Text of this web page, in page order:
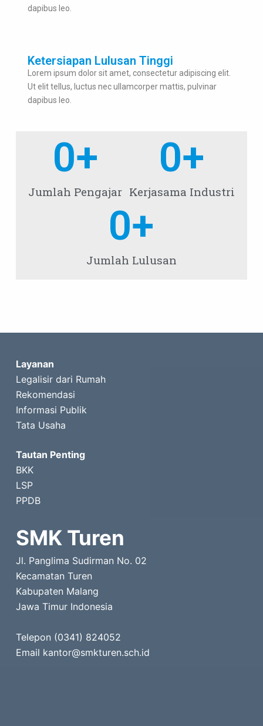
dapibus leo.
Ketersiapan Lulusan Tinggi
Lorem ipsum dolor sit amet, consectetur adipiscing elit.
Ut elit tellus, luctus nec ullamcorper mattis, pulvinar
dapibus leo.
0+
Jumlah Pengajar
0+
Kerjasama Industri
0+
Jumlah Lulusan
Layanan
Legalisir dari Rumah
Rekomendasi
Informasi Publik
Tata Usaha
Tautan Penting
BKK
LSP
PPDB
SMK Turen
Jl. Panglima Sudirman No. 02
Kecamatan Turen
Kabupaten Malang
Jawa Timur Indonesia
Telepon (0341) 824052
Email kantor@smkturen.sch.id